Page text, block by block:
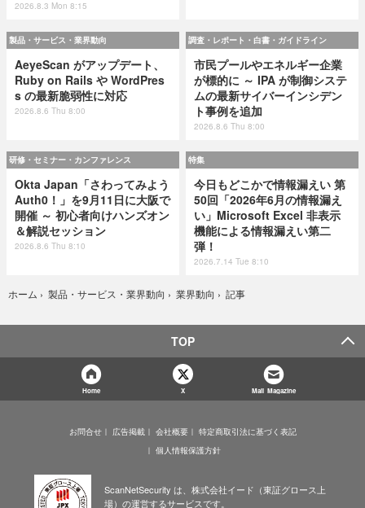
2026.8.3 Mon 8:15
製品・サービス・業界動向
AeyeScan がアップデート、
Ruby on Rails や WordPres
s の最新脆弱性に対応
2026.8.6 Thu 8:00
調査・レポート・白書・ガイドライン
市民プールやエネルギー企業
が標的に ～ IPA が制御システ
ムの最新サイバーインシデン
ト事例を追加
2026.8.6 Thu 8:00
研修・セミナー・カンファレンス
Okta Japan「さわってみよう
Auth0！」を9月11日に大阪で
開催 ～ 初心者向けハンズオン
＆解説セッション
2026.8.6 Thu 8:10
特集
今日もどこかで情報漏えい 第
50回「2026年6月の情報漏え
い」Microsoft Excel 非表示
機能による情報漏えい第二
弾！
2026.7.14 Tue 8:10
ホーム › 製品・サービス・業界動向 › 業界動向 › 記事
TOP
Home X Mail Magazine
お問合せ 広告掲載 会社概要
特定商取引法に基づく表記
個人情報保護方針
ScanNetSecurity は、株式会社イード（東証グロース上
場）の運営するサービスです。